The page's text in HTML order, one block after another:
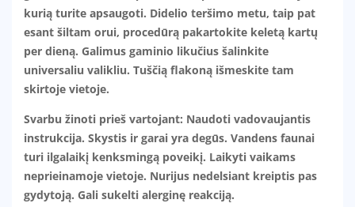
kurią turite apsaugoti. Didelio teršimo metu, taip pat
esant šiltam orui, procedūrą pakartokite keletą kartų
per dieną. Galimus gaminio likučius šalinkite
universaliu valikliu. Tuščią flakoną išmeskite tam
skirtoje vietoje.
Svarbu žinoti prieš vartojant: Naudoti vadovaujantis
instrukcija. Skystis ir garai yra degūs. Vandens faunai
turi ilgalaikį kenksmingą poveikį. Laikyti vaikams
neprieinamoje vietoje. Nurijus nedelsiant kreiptis pas
gydytoją. Gali sukelti alerginę reakciją.